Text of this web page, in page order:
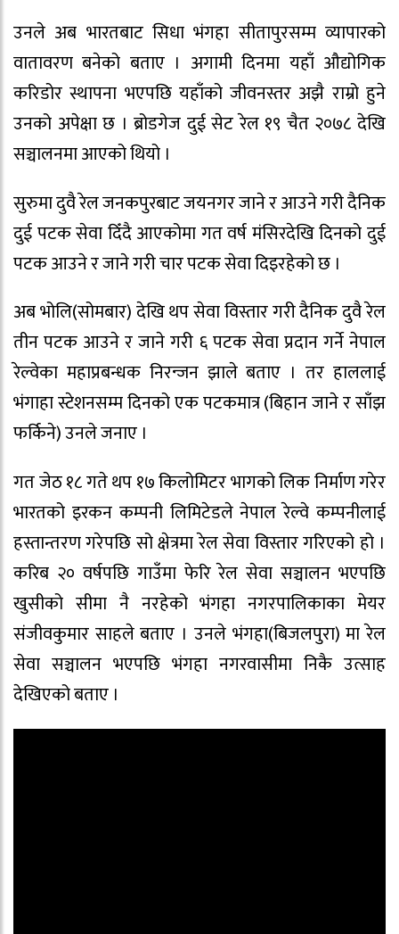
उनले अब भारतबाट सिधा भंगहा सीतापुरसम्म व्यापारको
वातावरण बनेको बताए । अगामी दिनमा यहाँ औद्योगिक
करिडोर स्थापना भएपछि यहाँको जीवनस्तर अझै राम्रो हुने
उनको अपेक्षा छ । ब्रोडगेज दुई सेट रेल १९ चैत २०७८ देखि
सञ्चालनमा आएको थियो ।
सुरुमा दुवै रेल जनकपुरबाट जयनगर जाने र आउने गरी दैनिक
दुई पटक सेवा दिँदै आएकोमा गत वर्ष मंसिरदेखि दिनको दुई
पटक आउने र जाने गरी चार पटक सेवा दिइरहेको छ ।
अब भोलि(सोमबार) देखि थप सेवा विस्तार गरी दैनिक दुवै रेल
तीन पटक आउने र जाने गरी ६ पटक सेवा प्रदान गर्ने नेपाल
रेल्वेका महाप्रबन्धक निरन्जन झाले बताए । तर हाललाई
भंगाहा स्टेशनसम्म दिनको एक पटकमात्र (बिहान जाने र साँझ
फर्किने) उनले जनाए ।
गत जेठ १८ गते थप १७ किलोमिटर भागको लिक निर्माण गरेर
भारतको इरकन कम्पनी लिमिटेडले नेपाल रेल्वे कम्पनीलाई
हस्तान्तरण गरेपछि सो क्षेत्रमा रेल सेवा विस्तार गरिएको हो ।
करिब २० वर्षपछि गाउँमा फेरि रेल सेवा सञ्चालन भएपछि
खुसीको सीमा नै नरहेको भंगहा नगरपालिकाका मेयर
संजीवकुमार साहले बताए । उनले भंगहा(बिजलपुरा) मा रेल
सेवा सञ्चालन भएपछि भंगहा नगरवासीमा निकै उत्साह
देखिएको बताए ।